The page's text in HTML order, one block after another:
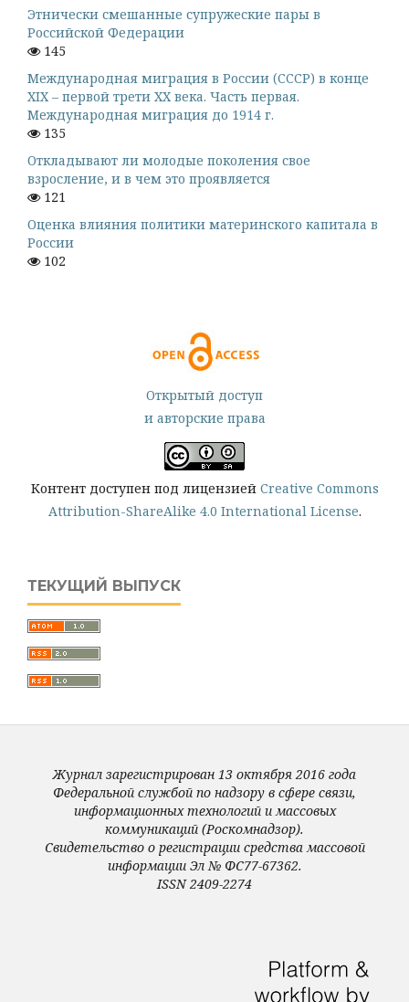
Этнически смешанные супружеские пары в
Российской Федерации
145
Международная миграция в России (СССР) в конце
XIX – первой трети XX века. Часть первая.
Международная миграция до 1914 г.
135
Откладывают ли молодые поколения свое
взросление, и в чем это проявляется
121
Оценка влияния политики материнского капитала в
России
102
Открытый доступ
и авторские права
Контент доступен под лицензией Creative Commons
Attribution-ShareAlike 4.0 International License.
ТЕКУЩИЙ ВЫПУСК
Журнал зарегистрирован 13 октября 2016 года
Федеральной службой по надзору в сфере связи,
информационных технологий и массовых
коммуникаций (Роскомнадзор).
Свидетельство о регистрации средства массовой
информации Эл № ФС77-67362.
ISSN 2409-2274